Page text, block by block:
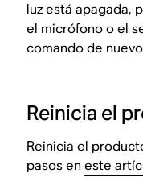
luz está apagada,
el micrófono o el
comando de
Reinicia el
Reinicia el
pasos eneste